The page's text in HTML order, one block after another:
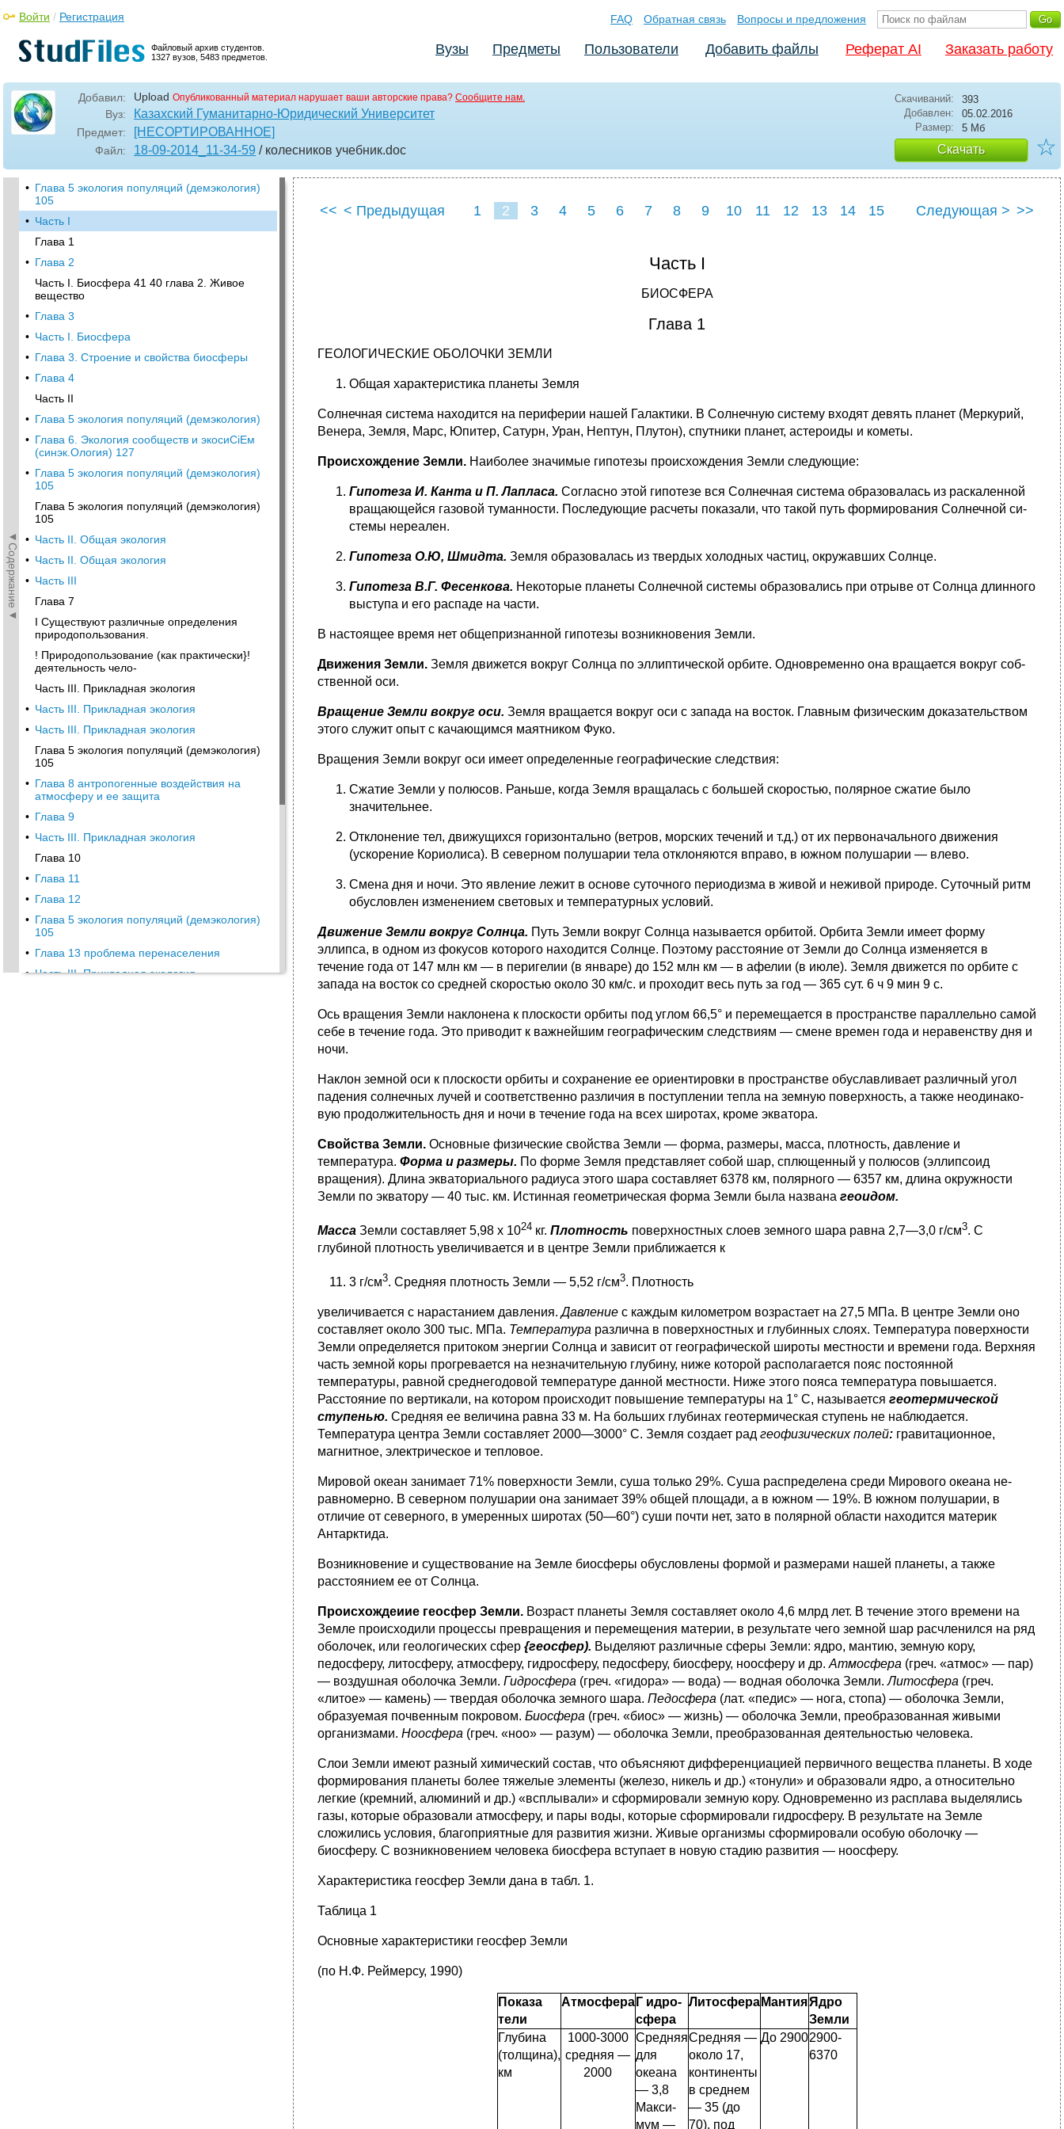
Файловый архив студентов.
1327 вузов, 5483 предметов.
Войти / Регистрация FAQ Обратная связь Вопросы и предложения
Вузы Предметы Пользователи Добавить файлы Реферат AI Заказать работу
Добавил: Upload Опубликованный материал нарушает ваши авторские права? Сообщите нам.
Вуз: Казахский Гуманитарно-Юридический Университет
Предмет: [НЕСОРТИРОВАННОЕ]
Файл: 18-09-2014_11-34-59 / колесников учебник.doc
Скачиваний:
393
Добавлен:
05.02.2016
Размер:
5 Мб
Скачать ☆
◄Содержание◄
• Глава 5 экология популяций (демэкология)
105
• Часть I
Глава 1
• Глава 2
Часть I. Биосфера 41 40 глава 2. Живое
вещество
• Глава 3
• Часть I. Биосфера
• Глава 3. Строение и свойства биосферы
• Глава 4
Часть II
• Глава 5 экология популяций (демэкология)
• Глава 6. Экология сообществ и экосиСіЕм
(синэк.Ология) 127
• Глава 5 экология популяций (демэкология)
105
Глава 5 экология популяций (демэкология)
105
• Часть II. Общая экология
• Часть II. Общая экология
• Часть III
Глава 7
I Существуют различные определения
природопользования.
! Природопользование (как практически}!
деятельность чело-
Часть III. Прикладная экология
• Часть III. Прикладная экология
• Часть III. Прикладная экология
Глава 5 экология популяций (демэкология)
105
• Глава 8 антропогенные воздействия на
атмосферу и ее защита
• Глава 9
• Часть III. Прикладная экология
Глава 10
• Глава 11
• Глава 12
• Глава 5 экология популяций (демэкология)
105
• Глава 13 проблема перенаселения
• Часть III. Прикладная экология
<< < Предыдущая 1 2 3 4 5 6 7 8 9 10 11 12 13 14
15
Следующая > >>
Часть I
БИОСФЕРА
Глава 1
ГЕОЛОГИЧЕСКИЕ ОБОЛОЧКИ ЗЕМЛИ
Общая характеристика планеты Земля
Солнечная система находится на периферии нашей Галак­тики. В Солнечную систему входят девять планет (Меркурий,
Венера, Земля, Марс, Юпитер, Сатурн, Уран, Нептун, Плу­тон), спутники планет, астероиды и кометы.
Происхождение Земли. Наиболее значимые гипотезы про­исхождения Земли следующие:
Гипотеза И. Канта и П. Лапласа. Согласно этой гипотезе вся Солнечная система образовалась из раскаленной
вра­щающейся газовой туманности. Последующие расчеты показали, что такой путь формирования Солнечной си­
стемы нереален.
Гипотеза О.Ю, Шмидта. Земля образовалась из твердых холодных частиц, окружавших Солнце.
Гипотеза В.Г. Фесенкова. Некоторые планеты Солнеч­ной системы образовались при отрыве от Солнца длин­ного
выступа и его распаде на части.
В настоящее время нет общепризнанной гипотезы возник­новения Земли.
Движения Земли. Земля движется вокруг Солнца по эллип­тической орбите. Одновременно она вращается вокруг соб­
ственной оси.
Вращение Земли вокруг оси. Земля вращается вокруг оси с запада на восток. Главным физическим доказательством
этого служит опыт с качающимся маятником Фуко.
Вращения Земли вокруг оси имеет определенные геогра­фические следствия:
Сжатие Земли у полюсов. Раньше, когда Земля вращалась с большей скоростью, полярное сжатие было
значительнее.
Отклонение тел, движущихся горизонтально (ветров, мор­ских течений и т.д.) от их первоначального движения
(ускорение Кориолиса). В северном полушарии тела от­клоняются вправо, в южном полушарии — влево.
Смена дня и ночи. Это явление лежит в основе суточного периодизма в живой и неживой природе. Суточный ритм
обусловлен изменением световых и температурных условий.
Движение Земли вокруг Солнца. Путь Земли вокруг Солнца называется орбитой. Орбита Земли имеет форму
эллипса, в одном из фокусов которого находится Солнце. Поэтому рас­стояние от Земли до Солнца изменяется в
течение года от 147 млн км — в перигелии (в январе) до 152 млн км — в афелии (в июле). Земля движется по орбите с
запада на восток со средней скоростью около 30 км/с. и проходит весь путь за год — 365 сут. 6 ч 9 мин 9 с.
Ось вращения Земли наклонена к плоскости орбиты под углом 66,5° и перемещается в пространстве параллельно са­мой
себе в течение года. Это приводит к важнейшим геогра­фическим следствиям — смене времен года и неравенству дня и
ночи.
Наклон земной оси к плоскости орбиты и сохранение ее ориентировки в пространстве обуславливает различный угол
падения солнечных лучей и соответственно различия в по­ступлении тепла на земную поверхность, а также неодинако­
вую продолжительность дня и ночи в течение года на всех широтах, кроме экватора.
Свойства Земли. Основные физические свойства Земли — форма, размеры, масса, плотность, давление и
температура. Форма и размеры. По форме Земля представляет собой шар, сплющенный у полюсов (эллипсоид
вращения). Длина эква­ториального радиуса этого шара составляет 6378 км, полярно­го — 6357 км, длина окружности
Земли по экватору — 40 тыс. км. Истинная геометрическая форма Земли была названа гео­идом.
Масса Земли составляет 5,98 х 1024 кг. Плотность поверх­ностных слоев земного шара равна 2,7—3,0 г/см3. С
глубиной плотность увеличивается и в центре Земли приближается к
3 г/см3. Средняя плотность Земли — 5,52 г/см3. Плотность
увеличивается с нарастанием давления.Давление с каждым километром возрастает на 27,5 МПа. В центре Земли оно
со­ставляет около 300 тыс. МПа. Температура различна в повер­хностных и глубинных слоях. Температура поверхности
Земли определяется притоком энергии Солнца и зависит от геогра­фической широты местности и времени года. Верхняя
часть земной коры прогревается на незначительную глубину, ниже которой располагается пояс постоянной
температуры, равной среднегодовой температуре данной местности. Ниже этого по­яса температура повышается.
Расстояние по вертикали, на ко­тором происходит повышение температуры на 1° С, называет­ся геотермической
ступенью. Средняя ее величина равна 33 м. На больших глубинах геотермическая ступень не наблюдает­ся.
Температура центра Земли составляет 2000—3000° С. Земля создает рад геофизических полей: гравитационное,
магнитное, электрическое и тепловое.
Мировой океан занимает 71% поверхности Земли, суша только 29%. Суша распределена среди Мирового океана не­
равномерно. В северном полушарии она занимает 39% общей площади, а в южном — 19%. В южном полушарии, в
отличие от северного, в умеренных широтах (50—60°) суши почти нет, зато в полярной области находится материк
Антарктида.
Возникновение и существование на Земле биосферы обус­ловлены формой и размерами нашей планеты, а также
рассто­янием ее от Солнца.
Происхождеиие геосфер Земли. Возраст планеты Земля со­ставляет около 4,6 млрд лет. В течение этого времени на
Земле происходили процессы превращения и перемещения материи, в результате чего земной шар расчленился на ряд
оболочек, или геологических сфер {геосфер). Выделяют различные сфе­ры Земли: ядро, мантию, земную кору,
педосферу, литосферу, атмосферу, гидросферу, педосферу, биосферу, ноосферу и др. Атмосфера (греч. «атмос» — пар)
— воздушная оболочка Зем­ли. Гидросфера (греч. «гидора» — вода) — водная оболочка Земли.Литосфера (греч.
«литое» — камень) — твердая обо­лочка земного шара. Педосфера (лат. «педис» — нога, стопа) — оболочка Земли,
образуемая почвенным покровом. Биосфера (греч. «биос» — жизнь) — оболочка Земли, преобразованная живыми
организмами. Ноосфера (греч. «ноо» — разум) — обо­лочка Земли, преобразованная деятельностью человека.
Слои Земли имеют разный химический состав, что объяс­няют дифференциацией первичного вещества планеты. В ходе
формирования планеты более тяжелые элементы (железо, ни­кель и др.) «тонули» и образовали ядро, а относительно
легкие (кремний, алюминий и др.) «всплывали» и сформировали зем­ную кору. Одновременно из расплава выделялись
газы, кото­рые образовали атмосферу, и пары воды, которые сформиро­вали гидросферу. В результате на Земле
сложились условия, благоприятные для развития жизни. Живые организмы сфор­мировали особую оболочку —
биосферу. С возникновением человека биосфера вступает в новую стадию развития — ноо­сферу.
Характеристика геосфер Земли дана в табл. 1.
Таблица 1
Основные характеристики геосфер Земли
(по Н.Ф. Реймерсу, 1990)
Показа­
тели
Атмосфера Г идро-
сфера
Литосфера МантияЯдро
Земли
Глубина
(толщина),
км
1000-3000
средняя —
2000
Средняя
для
океана
— 3,8
Макси­
мум —
Средняя —
около 17,
континенты
в сред­нем
— 35 (до
70), под
До 29002900-
6370